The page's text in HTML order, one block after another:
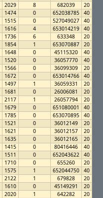
2029 8 682039
20
1474 0 652038785
40
1515 0 527049027
40
1616 4 653014219
40
1736 6 633348
20
1854 1 653070887
20
1648 0 45115320
40
1520 0 36057770
40
1566 0 36099309
20
1672 0 653014766
40
1497 1 36059331
20
1681 0 26006081
20
2117 1 26057794
20
1679 0 651080001
40
1785 0 653070895
40
1521 0 36012149
20
1621 0 36012157
20
1635 0 36012165
20
1415 0 80416446
40
1511 0 652043622
40
1710 0 655260
20
1575 1 652044750
40
2122 1 679828
20
1610 0 45149291
20
2020 1 642282
20